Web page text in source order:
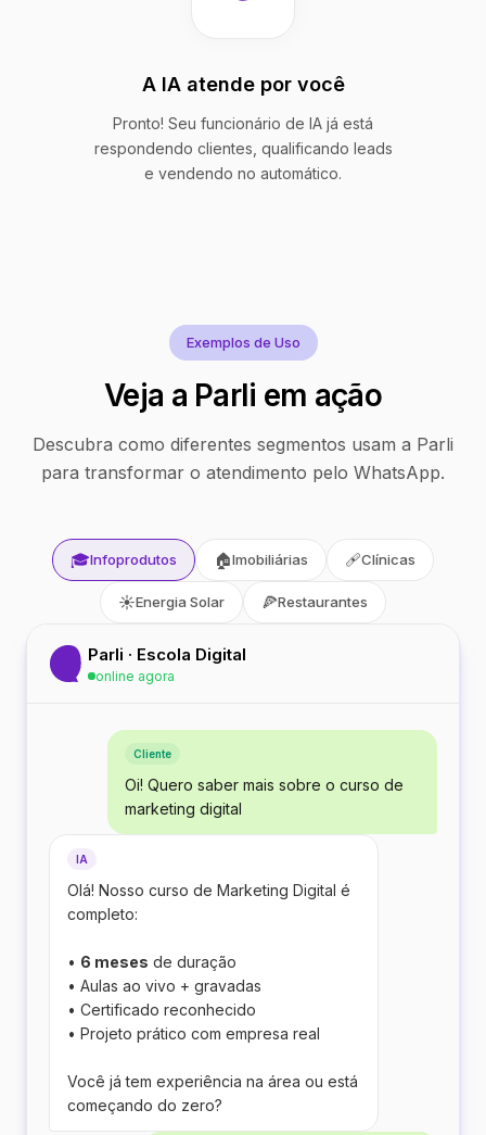
A IA atende por você
Pronto! Seu funcionário de IA já está
respondendo clientes, qualificando leads
e vendendo no automático.
Exemplos de Uso
Veja a Parli em ação
Descubra como diferentes segmentos usam a Parli
para transformar o atendimento pelo WhatsApp.
🎓Infoprodutos 🏠Imobiliárias 🩹Clínicas
☀️Energia Solar 🍕Restaurantes
Parli · Escola Digital
online agora
Cliente
Oi! Quero saber mais sobre o curso de
marketing digital
IA
Olá! Nosso curso de Marketing Digital é
completo:
• 6 meses de duração
• Aulas ao vivo + gravadas
• Certificado reconhecido
• Projeto prático com empresa real
Você já tem experiência na área ou está
começando do zero?